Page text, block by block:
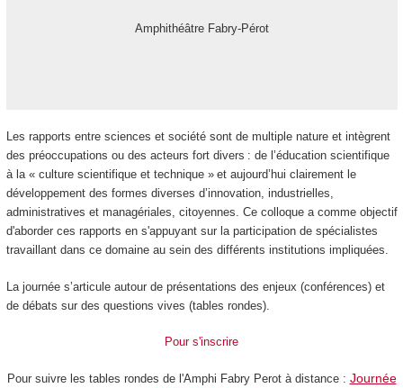
Amphithéâtre Fabry-Pérot
Les rapports entre sciences et société sont de multiple nature et intègrent
des préoccupations ou des acteurs fort divers : de l’éducation scientifique
à la « culture scientifique et technique » et aujourd’hui clairement le
développement des formes diverses d’innovation, industrielles,
administratives et managériales, citoyennes. Ce colloque a comme objectif
d'aborder ces rapports en s'appuyant sur la participation de spécialistes
travaillant dans ce domaine au sein des différents institutions impliquées.
La journée s’articule autour de présentations des enjeux (conférences) et
de débats sur des questions vives (tables rondes).
Pour s'inscrire
Pour suivre les tables rondes de l'Amphi Fabry Perot à distance : Journée